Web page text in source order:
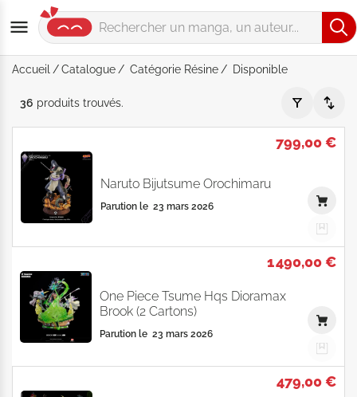
Accueil Catalogue Catégorie Résine Disponible
Catégorie "Résine" - Disponible - Par Date de parution -
36 produits trouvés.
799,00 €
Naruto Bijutsume Orochimaru
Parution le 23 mars 2026
1 490,00 €
One Piece Tsume Hqs Dioramax
Brook (2 Cartons)
Parution le 23 mars 2026
479,00 €